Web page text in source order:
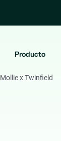
Producto
Mollie x Twinfield